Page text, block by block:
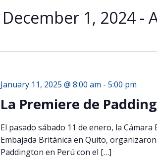
December 1, 2024 -
January 11, 2025 @ 8:00 am - 5:00 pm
La Premiere de
El pasado sábado 11 de enero, la
Embajada Británica en Quito,
Paddington en Perú con el […]